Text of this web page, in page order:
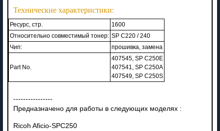
Технические характеристики:
Ресурс, стр.
1600
Относительно совместимый тонер: SP C220 / 240
Чип:
прошивка, замена
Part No.
407545, SP C250E
407541, SP C250A
407549, SP C250S
----------------
Предназначено для работы в следующих моделях :
Ricoh Aficio-SPC250